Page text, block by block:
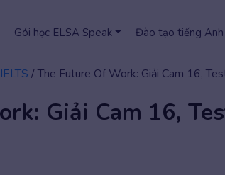
Gói học ELSA Speak Đào tạo tiếng
IELTS /The Future Of Work: Giải Cam 16,
Giải Cam 16,